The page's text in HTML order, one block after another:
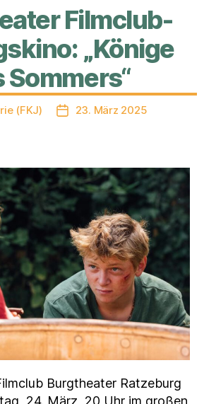
Filmclub-
„Könige
Sommers“
(FKJ) Veröffentlichungsdatum
23. März 2025
Burgtheater Ratzeburg